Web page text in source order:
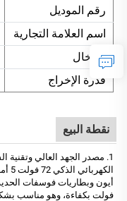
رقم الموديل
اسم العلامة التجارية
الإدخال
قدرة الإخراج
نقطة البيع
1. مصدر الجهد العالي
فولت بكفاءة، وهو مناسب